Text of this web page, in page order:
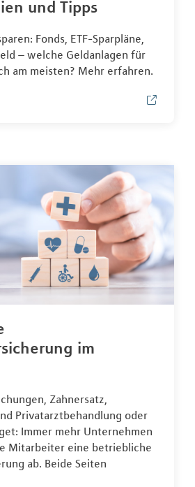
und Tipps
Fonds, ETF-Sparpläne,
– welche Geldanlagen für
am meisten? Mehr erfahren.
im
Zahnersatz,
Privatarztbehandlung oder
Immer mehr Unternehmen
Mitarbeiter eine betriebliche
ab. Beide Seiten